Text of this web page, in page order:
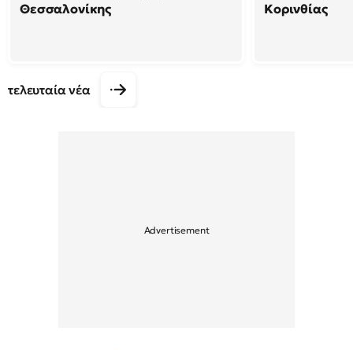
Θεσσαλονίκης
Κορινθίας
τελευταία νέα